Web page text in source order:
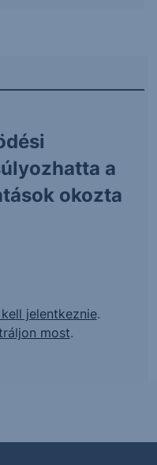
a
okozta
jelentkeznie.
most.